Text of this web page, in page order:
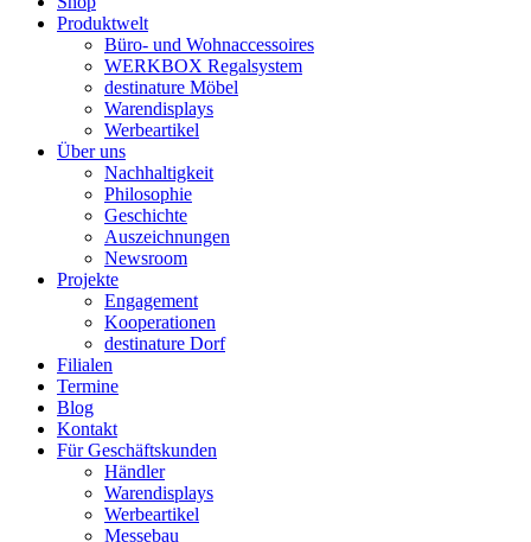
Produktwelt
Büro- und Wohnaccessoires
WERKBOX Regalsystem
destinature Möbel
Warendisplays
Werbeartikel
Über uns
Nachhaltigkeit
Philosophie
Geschichte
Auszeichnungen
Newsroom
Projekte
Engagement
Kooperationen
destinature Dorf
Filialen
Termine
Blog
Kontakt
Für Geschäftskunden
Händler
Warendisplays
Werbeartikel
Messebau